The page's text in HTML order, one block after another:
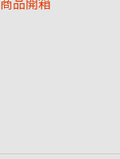
商品開箱